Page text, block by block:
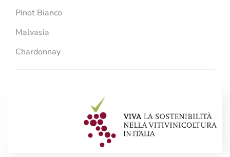
Pinot Bianco
Malvasia
Chardonnay